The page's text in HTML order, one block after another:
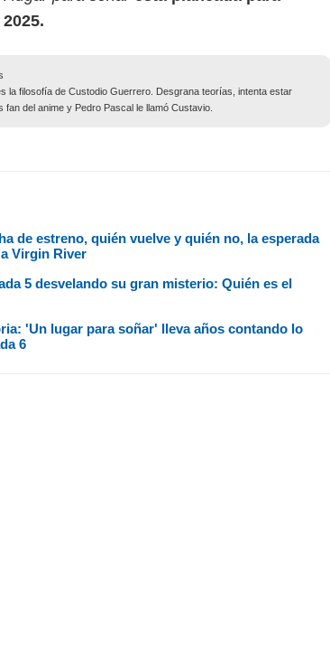
la filosofía de Custodio Guerrero. Desgrana teorías, intenta estar
del anime y Pedro Pascal le llamó Custavio.
de estreno, quién vuelve y quién no, la esperada
Virgin River
5 desvelando su gran misterio: Quién es el
'Un lugar para soñar' lleva años contando lo
6